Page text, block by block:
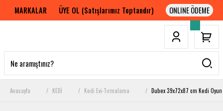
MARKALAR ÜYE OL (Satışlarımız Toptandır)
Anasayfa KEDİ Kedi Evi-Tırmalama Dubex 39x72x87 cm Kedi